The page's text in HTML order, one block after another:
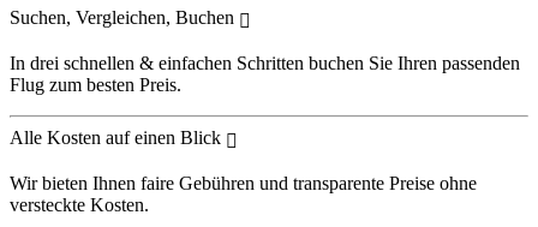
Suchen, Vergleichen, Buchen
In drei schnellen & einfachen Schritten buchen Sie Ihren passenden
Flug zum besten Preis.
Alle Kosten auf einen Blick
Wir bieten Ihnen faire Gebühren und transparente Preise ohne
versteckte Kosten.